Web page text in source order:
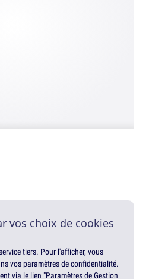
vos choix de cookies
tiers. Pour l'afficher, vous
vos paramètres de confidentialité.
via le lien "Paramètres de Gestion